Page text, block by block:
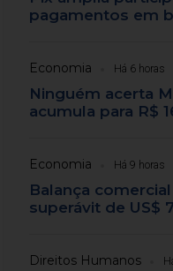
pagamentos em
Economia Há 6 horas
Ninguém acerta
acumula para R$
Economia Há 9 horas
Balança
superávit de US$
Direitos Humanos